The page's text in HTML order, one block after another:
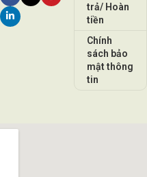
trả/ Hoàn
tiền
Chính
sách bảo
mật thông
tin